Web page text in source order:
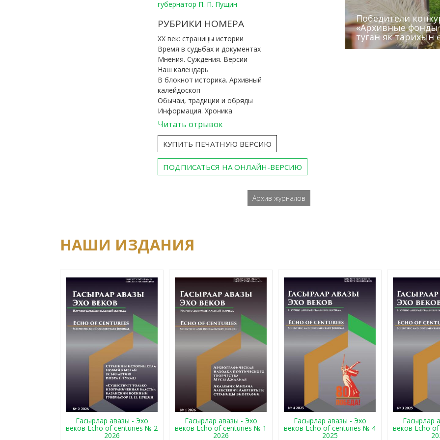
губернатор П. П. Пущин
РУБРИКИ НОМЕРА
ХХ век: страницы истории
Время в судьбах и документах
Мнения. Суждения. Версии
Наш календарь
В блокнот историка. Архивный
калейдоскоп
Обычаи, традиции и обряды
Информация. Хроника
Читать отрывок
КУПИТЬ ПЕЧАТНУЮ ВЕРСИЮ
ПОДПИСАТЬСЯ НА ОНЛАЙН-ВЕРСИЮ
Архив журналов
Победители
«Архивные фонды
туган як тарихын
Архивисты
Госархива
Сотрудники
Эхо веков»
(КХТИ)
«Мир архивов
НАШИ ИЗДАНИЯ
Гасырлар авазы - Эхо
веков Echo of centuries № 2
2026
Гасырлар авазы - Эхо
веков Echo of centuries № 1
2026
Гасырлар авазы - Эхо
веков Echo of centuries № 4
2025
Гасырлар
веков Echo